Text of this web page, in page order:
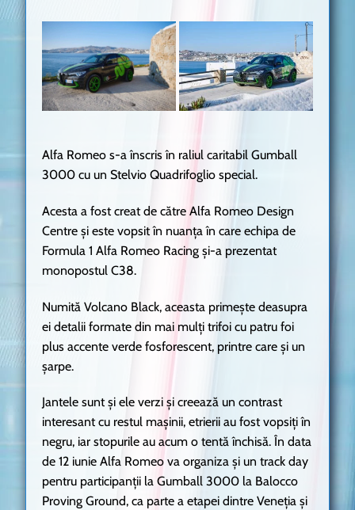
Alfa Romeo s-a înscris în raliul caritabil Gumball
3000 cu un Stelvio Quadrifoglio special.
Acesta a fost creat de către Alfa Romeo Design
Centre și este vopsit în nuanța în care echipa de
Formula 1 Alfa Romeo Racing și-a prezentat
monopostul C38.
Numită Volcano Black, aceasta primește deasupra
ei detalii formate din mai mulți trifoi cu patru foi
plus accente verde fosforescent, printre care și un
șarpe.
Jantele sunt și ele verzi și creează un contrast
interesant cu restul mașinii, etrierii au fost vopsiți în
negru, iar stopurile au acum o tentă închisă. În data
de 12 iunie Alfa Romeo va organiza și un track day
pentru participanții la Gumball 3000 la Balocco
Proving Ground, ca parte a etapei dintre Veneția și